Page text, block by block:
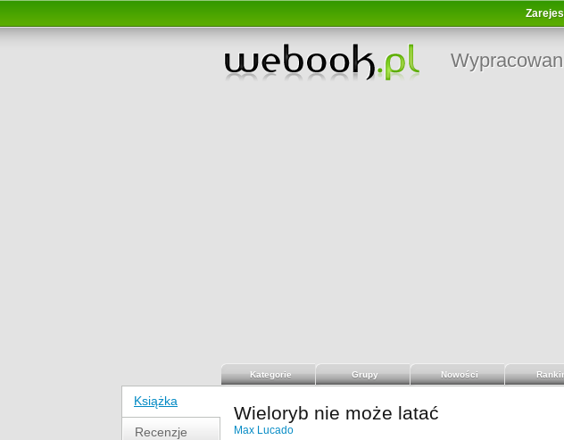
Kategorie Grupy Nowości
Książka
Recenzje
Wieloryb nie może latać
Max Lucado